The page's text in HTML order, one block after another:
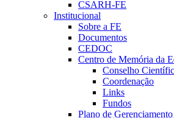
CSARH-FE
Institucional
Sobre a FE
Documentos
CEDOC
Centro de Memória da
Conselho
Coordenação
Links
Fundos
Plano de